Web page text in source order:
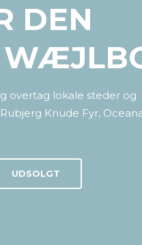
DEN
overtag lokale steder og
Knude Fyr,
UDSOLGT